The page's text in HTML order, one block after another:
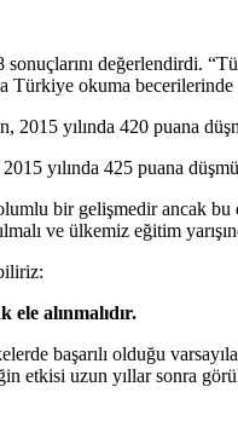
değerlendirdi.
Türkiye okuma
2015 yılında 420 puana
yılında 425 puana
bir gelişmedir ancak
ve ülkemiz eğitim
alınmalıdır.
başarılı olduğu
etkisi uzun yıllar sonra